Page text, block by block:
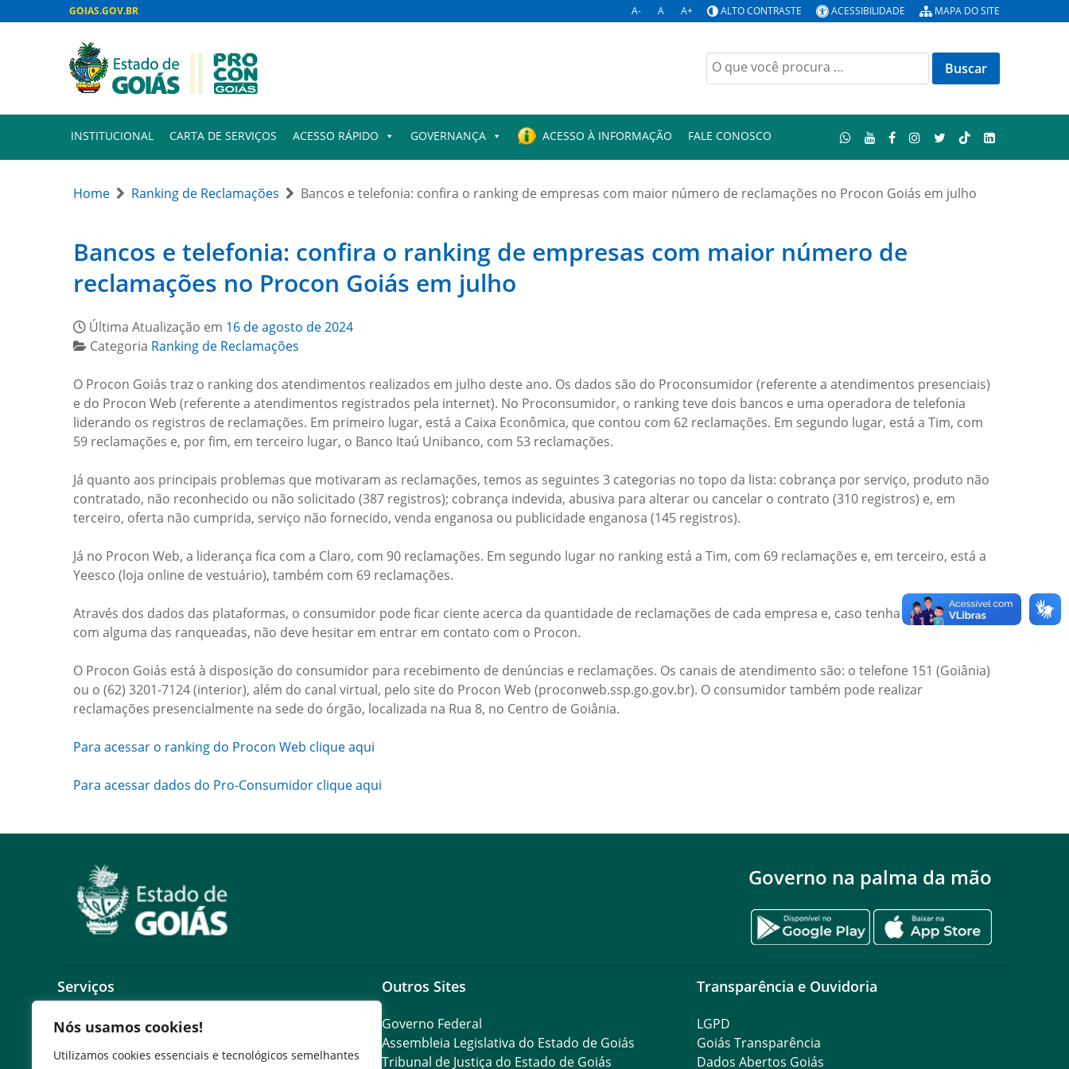
Nós usamos cookies!
Utilizamos cookies essenciais e tecnológicos semelhantes
GOIAS.GOV.BR A- A A+ ALTO CONTRASTE ACESSIBILIDADE MAPA DO SITE
Buscar
por:
INSTITUCIONAL CARTA DE SERVIÇOS ACESSO RÁPIDO GOVERNANÇA ACESSO À INFORMAÇÃO FALE CONOSCO
Home Ranking de Reclamações Bancos e telefonia: confira o ranking de empresas com maior número de reclamações no Procon Goiás em julho
Bancos e telefonia: confira o ranking de empresas com maior número de
reclamações no Procon Goiás em julho
Última Atualização em 16 de agosto de 2024
Categoria Ranking de Reclamações
O Procon Goiás traz o ranking dos atendimentos realizados em julho deste ano. Os dados são do Proconsumidor (referente a atendimentos presenciais)
e do Procon Web (referente a atendimentos registrados pela internet). No Proconsumidor, o ranking teve dois bancos e uma operadora de telefonia
liderando os registros de reclamações. Em primeiro lugar, está a Caixa Econômica, que contou com 62 reclamações. Em segundo lugar, está a Tim, com
59 reclamações e, por fim, em terceiro lugar, o Banco Itaú Unibanco, com 53 reclamações.
Já quanto aos principais problemas que motivaram as reclamações, temos as seguintes 3 categorias no topo da lista: cobrança por serviço, produto não
contratado, não reconhecido ou não solicitado (387 registros); cobrança indevida, abusiva para alterar ou cancelar o contrato (310 registros) e, em
terceiro, oferta não cumprida, serviço não fornecido, venda enganosa ou publicidade enganosa (145 registros).
Já no Procon Web, a liderança fica com a Claro, com 90 reclamações. Em segundo lugar no ranking está a Tim, com 69 reclamações e, em terceiro, está a
Yeesco (loja online de vestuário), também com 69 reclamações.
Através dos dados das plataformas, o consumidor pode ficar ciente acerca da quantidade de reclamações de cada empresa e, caso tenha problemas
com alguma das ranqueadas, não deve hesitar em entrar em contato com o Procon.
O Procon Goiás está à disposição do consumidor para recebimento de denúncias e reclamações. Os canais de atendimento são: o telefone 151 (Goiânia)
ou o (62) 3201-7124 (interior), além do canal virtual, pelo site do Procon Web (proconweb.ssp.go.gov.br). O consumidor também pode realizar
reclamações presencialmente na sede do órgão, localizada na Rua 8, no Centro de Goiânia.
Para acessar o ranking do Procon Web clique aqui
Para acessar dados do Pro-Consumidor clique aqui
Governo na palma da mão
Serviços
Expresso Goiás
Expresso Servidor
Outros Sites
Governo Federal
Assembleia Legislativa do Estado de Goiás
Tribunal de Justiça do Estado de Goiás
Transparência e Ouvidoria
LGPD
Goiás Transparência
Dados Abertos Goiás